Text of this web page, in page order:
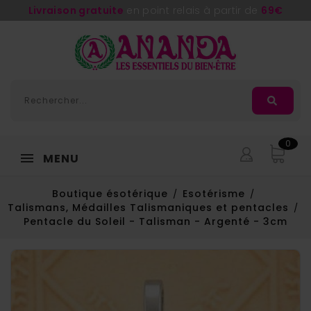
Livraison gratuite 69€
MENU
0
Boutique ésotérique
Esotérisme
Talismans, Médailles Talismaniques et pentacles
Pentacle du Soleil - Talisman - Argenté - 3cm